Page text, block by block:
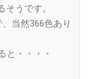
うです。
当然366色あり
と・・・・